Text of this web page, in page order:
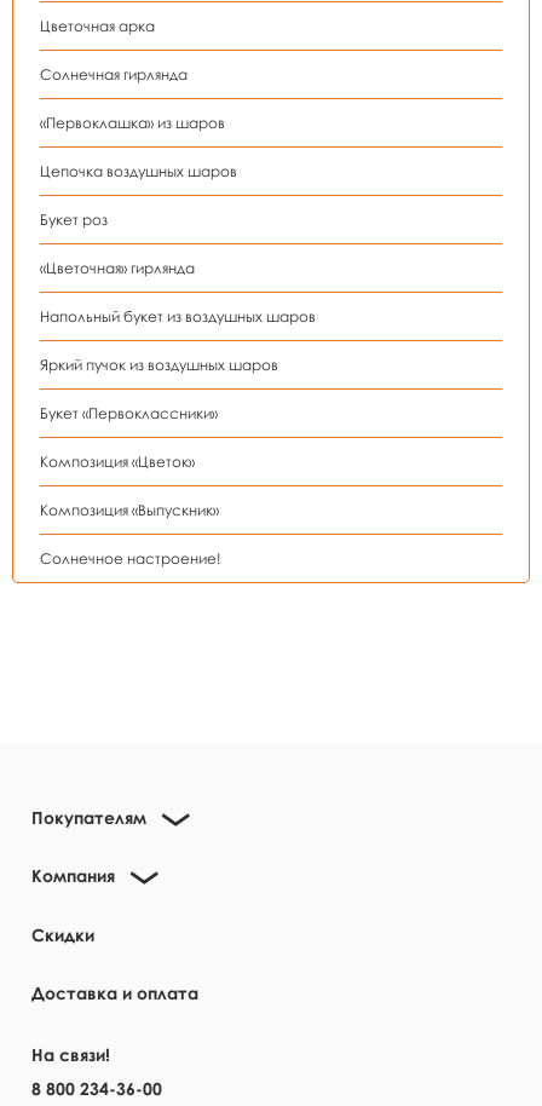
Цветочная арка
Солнечная гирлянда
«Первоклашка» из шаров
Цепочка воздушных шаров
Букет роз
«Цветочная» гирлянда
Напольный букет из воздушных шаров
Яркий пучок из воздушных шаров
Букет «Первоклассники»
Композиция «Цветок»
Композиция «Выпускник»
Солнечное настроение!
Покупателям
Компания
Скидки
Доставка и оплата
На связи!
8 800 234-36-00